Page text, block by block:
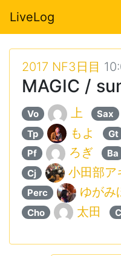
LiveLog
2017 NF3日目
MAGIC /
Vo 上 Sax
Tp もよ Gt
Pf ろぎ Ba
Cj 小田部ア
Perc ゆがみ
Cho 太田